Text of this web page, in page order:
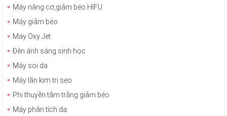
Máy nâng cơ,giảm béo HIFU
Máy giảm béo
Máy Oxy Jet
Đèn ánh sáng sinh học
Máy soi da
Máy lăn kim trị sẹo
Phi thuyền tắm trắng giảm béo
Máy phân tích da